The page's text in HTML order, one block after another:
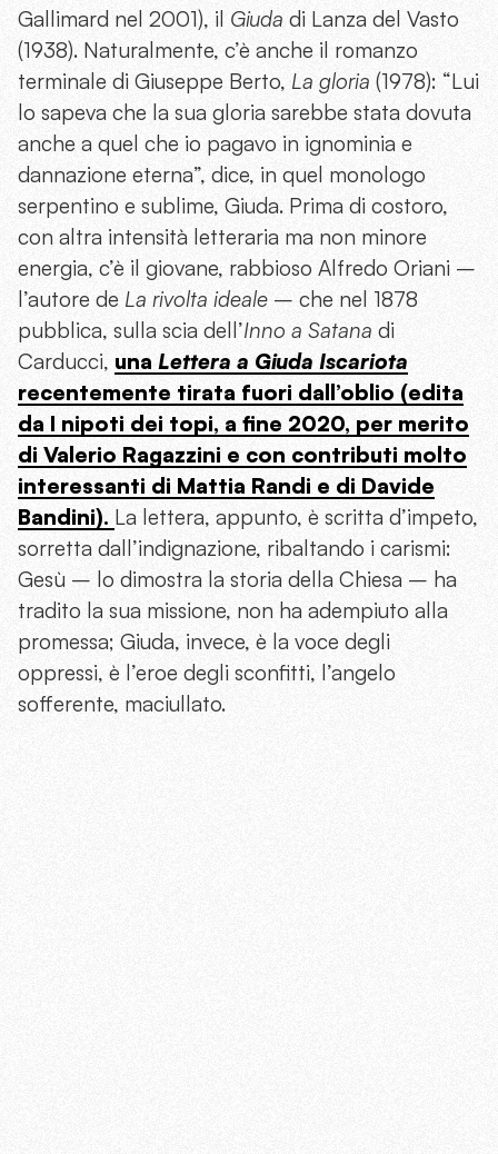
Gallimard nel 2001), il Giuda di Lanza del Vasto
(1938). Naturalmente, c’è anche il romanzo
terminale di Giuseppe Berto, La gloria (1978): “Lui
lo sapeva che la sua gloria sarebbe stata dovuta
anche a quel che io pagavo in ignominia e
dannazione eterna”, dice, in quel monologo
serpentino e sublime, Giuda. Prima di costoro,
con altra intensità letteraria ma non minore
energia, c’è il giovane, rabbioso Alfredo Oriani –
l’autore de La rivolta ideale – che nel 1878
pubblica, sulla scia dell’Inno a Satana di
Carducci, una Lettera a Giuda Iscariota
recentemente tirata fuori dall’oblio (edita
da I nipoti dei topi, a fine 2020, per merito
di Valerio Ragazzini e con contributi molto
interessanti di Mattia Randi e di Davide
Bandini). La lettera, appunto, è scritta d’impeto,
sorretta dall’indignazione, ribaltando i carismi:
Gesù – lo dimostra la storia della Chiesa – ha
tradito la sua missione, non ha adempiuto alla
promessa; Giuda, invece, è la voce degli
oppressi, è l’eroe degli sconfitti, l’angelo
sofferente, maciullato.